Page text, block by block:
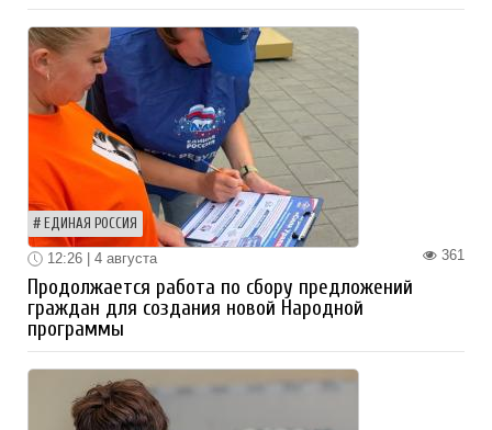
ЕДИНАЯ РОССИЯ
361
12:26 | 4 августа
Продолжается работа по сбору предложений
граждан для создания новой Народной
программы